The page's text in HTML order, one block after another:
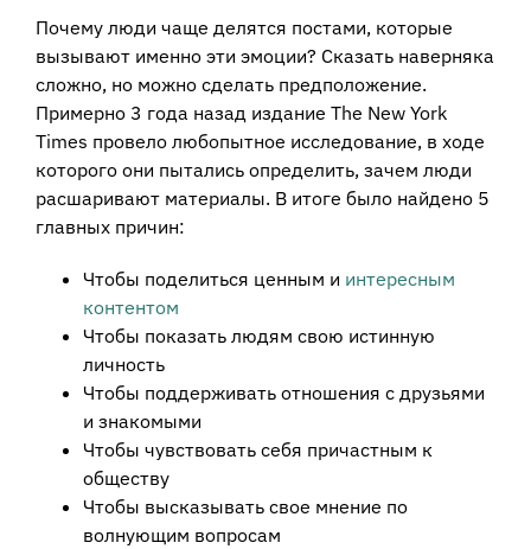
Почему люди чаще делятся постами, которые
вызывают именно эти эмоции? Сказать наверняка
сложно, но можно сделать предположение.
Примерно 3 года назад издание The New York
Times провело любопытное исследование, в ходе
которого они пытались определить, зачем люди
расшаривают материалы. В итоге было найдено 5
главных причин:
Чтобы поделиться ценным и интересным
контентом
Чтобы показать людям свою истинную
личность
Чтобы поддерживать отношения с друзьями
и знакомыми
Чтобы чувствовать себя причастным к
обществу
Чтобы высказывать свое мнение по
волнующим вопросам